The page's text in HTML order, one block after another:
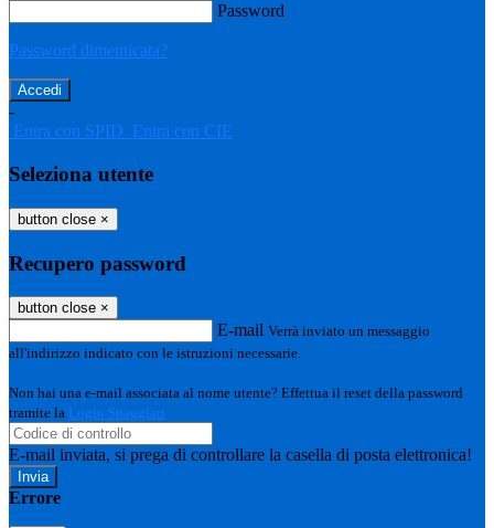
Password
Password dimenticata?
-
Entra con SPID Entra con CIE
Seleziona utente
button close ×
Recupero password
button close ×
E-mail Verrà inviato un messaggio
all'indirizzo indicato con le istruzioni necessarie.
Non hai una e-mail associata al nome utente? Effettua il reset della password
tramite la Login Spaggiari
E-mail inviata, si prega di controllare la casella di posta elettronica!
Errore